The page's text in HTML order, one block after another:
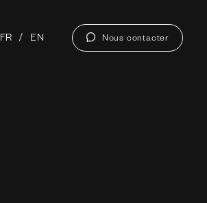
FR EN Nous contacter